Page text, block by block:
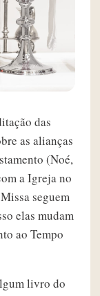
das
as alianças
(Noé,
a Igreja no
seguem
elas mudam
ao Tempo
livro do